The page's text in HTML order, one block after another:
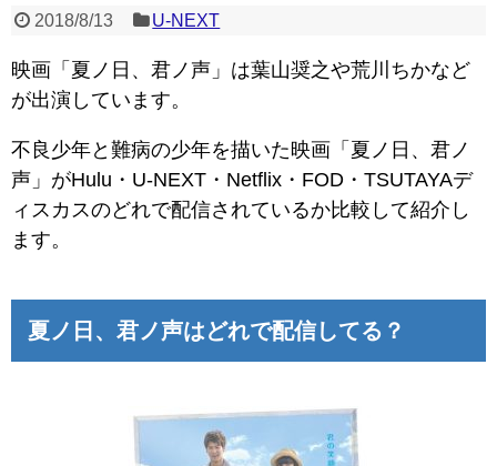
2018/8/13 U-NEXT
映画「夏ノ日、君ノ声」は葉山奨之や荒川ちかなど
が出演しています。
不良少年と難病の少年を描いた映画「夏ノ日、君ノ
声」がHulu・U-NEXT・Netflix・FOD・TSUTAYAデ
ィスカスのどれで配信されているか比較して紹介し
ます。
夏ノ日、君ノ声はどれで配信してる？